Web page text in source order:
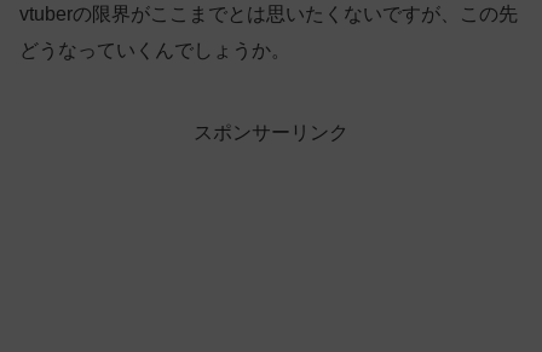
vtuberの限界がここまでとは思いたくないですが、この先
どうなっていくんでしょうか。
スポンサーリンク